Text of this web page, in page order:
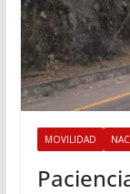
MOVILIDAD